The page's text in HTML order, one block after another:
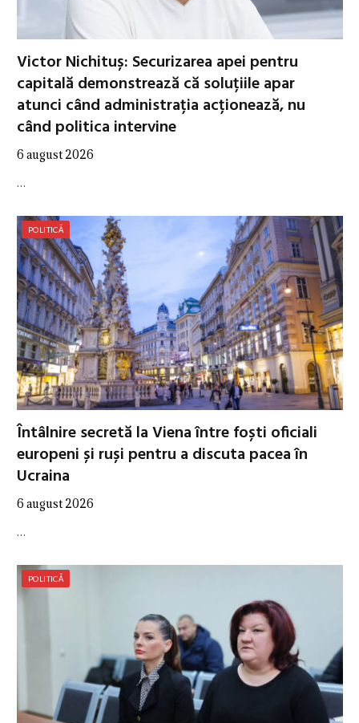
Victor Nichituș: Securizarea apei pentru
capitală demonstrează că soluțiile apar
atunci când administrația acționează, nu
când politica intervine
6 august 2026
…
POLITICĂ
Întâlnire secretă la Viena între foști oficiali
europeni și ruși pentru a discuta pacea în
Ucraina
6 august 2026
…
POLITICĂ